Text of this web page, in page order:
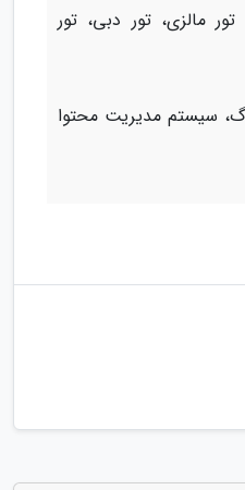
تور مالزی، تور دبی، تور
سیستم مدیریت محتوا